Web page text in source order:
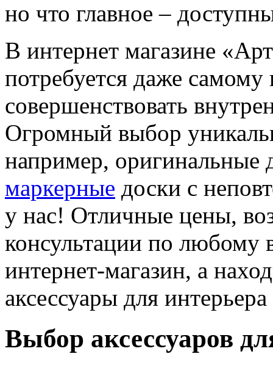
но что главное –
В интернет магазине
потребуется даже
совершенствовать
Огромный выбор
например, оригинальные
маркерные доски с
у нас! Отличные цены,
консультации по любому
интернет-магазин, а
аксессуары для
Выбор аксессуаров